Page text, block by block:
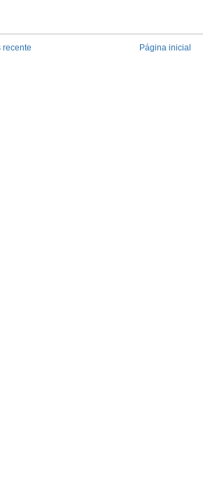
recente Página inicial